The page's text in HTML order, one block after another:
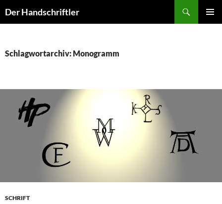
Inhalt
Der Handschriftler
Schlagwortarchiv: Monogramm
SCHRIFT